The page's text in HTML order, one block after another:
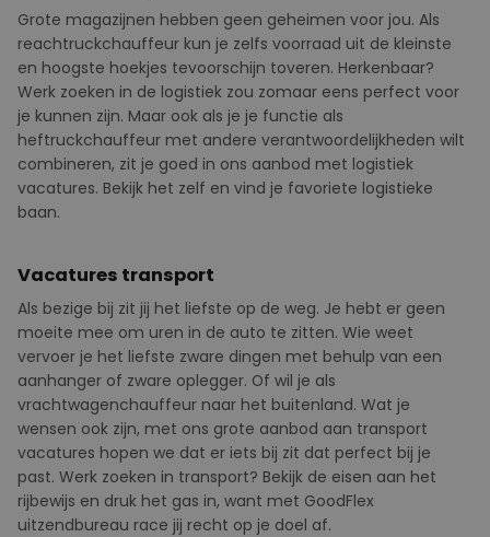
Grote magazijnen hebben geen geheimen voor jou. Als
reachtruckchauffeur kun je zelfs voorraad uit de kleinste
en hoogste hoekjes tevoorschijn toveren. Herkenbaar?
Werk zoeken in de logistiek zou zomaar eens perfect voor
je kunnen zijn. Maar ook als je je functie als
heftruckchauffeur met andere verantwoordelijkheden wilt
combineren, zit je goed in ons aanbod met logistiek
vacatures. Bekijk het zelf en vind je favoriete logistieke
baan.
Vacatures transport
Als bezige bij zit jij het liefste op de weg. Je hebt er geen
moeite mee om uren in de auto te zitten. Wie weet
vervoer je het liefste zware dingen met behulp van een
aanhanger of zware oplegger. Of wil je als
vrachtwagenchauffeur naar het buitenland. Wat je
wensen ook zijn, met ons grote aanbod aan transport
vacatures hopen we dat er iets bij zit dat perfect bij je
past. Werk zoeken in transport? Bekijk de eisen aan het
rijbewijs en druk het gas in, want met GoodFlex
uitzendbureau race jij recht op je doel af.